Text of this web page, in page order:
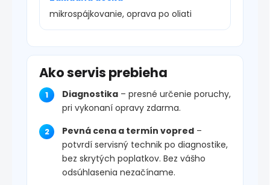
mikrospájkovanie, oprava po oliati
Ako servis prebieha
Diagnostika – presné určenie poruchy,
pri vykonaní opravy zdarma.
Pevná cena a termín vopred –
potvrdí servisný technik po diagnostike,
bez skrytých poplatkov. Bez vášho
odsúhlasenia nezačíname.